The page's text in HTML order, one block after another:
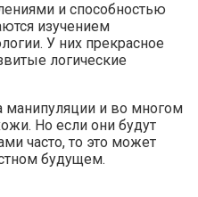
и способностью
изучением
У них прекрасное
логические
манипуляции и во многом
Но если они будут
часто, то это может
будущем.